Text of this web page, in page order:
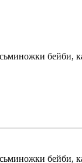
бейби,
бейби,